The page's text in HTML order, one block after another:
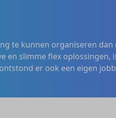
te kunnen organiseren dan
en slimme flex oplossingen,
er ook een eigen